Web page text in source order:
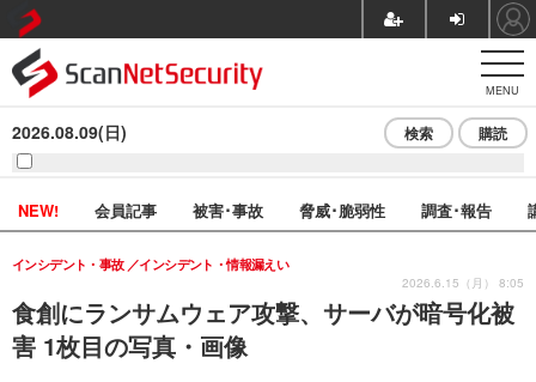
MENU
2026.08.09(日) 検索 購読
NEW! 会員記事 被害･事故 脅威･脆弱性 調査･報告
食創にランサムウェア攻撃、サーバが暗号化被
害 1枚目の写真・画像
インシデント・事故 インシデント・情報漏えい
2026.6.15（月） 8:05